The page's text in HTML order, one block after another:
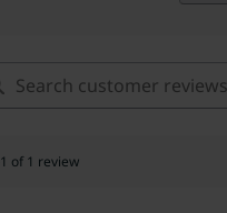
of 1 review